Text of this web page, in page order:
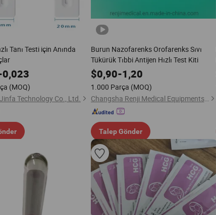
Tanı Testi için Anında
0,023
(MOQ)
Technology Co., Ltd.
Burun Nazofarenks Orofarenks Sıvı
Tükürük Tıbbi Antijen Hızlı Test Kiti
$0,90-1,20
1.000 Parça (MOQ)
Changsha Renji Medical Equipments Co., Ltd.
Talep Gönder